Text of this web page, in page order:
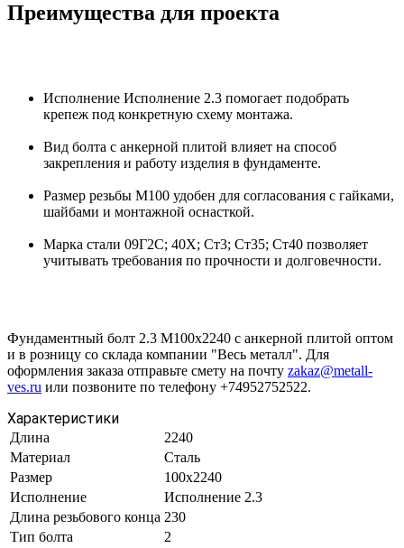
Преимущества для проекта
Исполнение Исполнение 2.3 помогает подобрать
крепеж под конкретную схему монтажа.
Вид болта с анкерной плитой влияет на способ
закрепления и работу изделия в фундаменте.
Размер резьбы М100 удобен для согласования с гайками,
шайбами и монтажной оснасткой.
Марка стали 09Г2С; 40Х; Ст3; Ст35; Ст40 позволяет
учитывать требования по прочности и долговечности.
Фундаментный болт 2.3 М100х2240 с анкерной плитой оптом
и в розницу со склада компании "Весь металл". Для
оформления заказа отправьте смету на почту zakaz@metall-
ves.ru или позвоните по телефону +74952752522.
Характеристики
Длина
2240
Материал
Сталь
Размер
100х2240
Исполнение
Исполнение 2.3
Длина резьбового конца 230
Тип болта
2